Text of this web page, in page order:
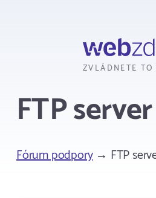
ZVLÁDNETE TO
FTP server
Fórum podpory→ FTP